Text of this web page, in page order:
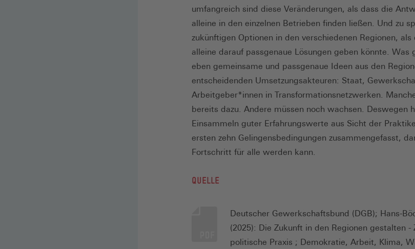
umfangreich sind diese Veränderungen, als dass die
alleine in den einzelnen Betrieben finden ließen. Und zu
zukünftigen Optionen in den verschiedenen Regionen, als
alleine darauf passgenaue Lösungen geben könnte. Was
eben gemeinsame und passgenaue Ideen aus den
entscheidenden Umsetzungsakteuren: Staat,
Arbeitgeber*innen in Transformationsnetzwerken.
bereits dazu. Andere müssen noch wachsen. Deswegen
Einsammeln guter Erfahrungswerte aus Sicht der
ersten zehn Gelingensbedingungen zusammengefasst,
Fortschritt für alle werden kann.
QUELLE
Deutscher Gewerkschaftsbund (DGB); Hans-
(2025): Die Zukunft in den Regionen gestalten -
politische Praxis ; Demokratie, Arbeit, Klima,